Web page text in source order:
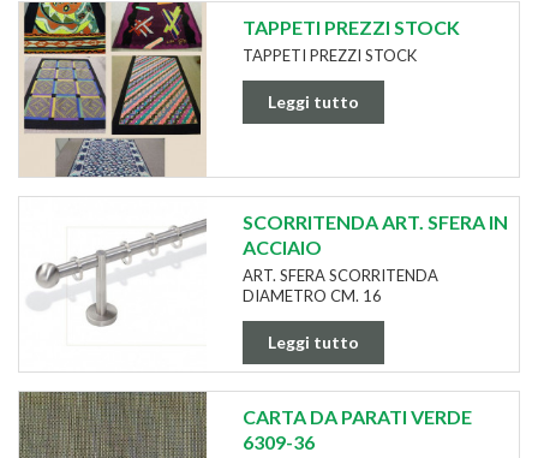
TAPPETI PREZZI STOCK
TAPPETI PREZZI STOCK
Leggi tutto
SCORRITENDA ART. SFERA IN
ACCIAIO
ART. SFERA SCORRITENDA
DIAMETRO CM. 16
Leggi tutto
CARTA DA PARATI VERDE
6309-36